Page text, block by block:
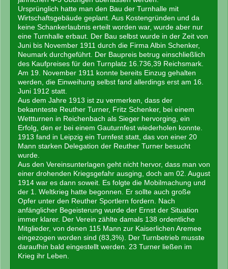
Ursprünglich hatte man den Bau der Turnhalle mit
Wirtschaftsgebäude geplant. Aus Kostengründen und da
keine Schankerlaubnis erteilt worden war, wurde aber nur
eine Turnhalle erbaut. Der Bau selbst wurde in der Zeit von
Juni bis November 1911 durch die Firma Albin Schenker,
Neumark durchgeführt. Der Baupreis betrug einschließlich
des Kaufpreises für den Turnplatz 16.736,39 Reichsmark.
Am 19. November 1911 konnte bereits Einzug gehalten
werden, die Einweihung selbst fand allerdings erst am 16.
Juni 1912 statt.
Aus dem Jahre 1913 ist zu vermerken, dass der
bekannteste Reuther Turner, Fritz Schenker, bei einem
Wettturnen in Reichenbach als Sieger hervorging, ein
Erfolg, den er bei einem Gauturnfest wiederholen konnte.
1913 fand in Leipzig ein Turnfest statt, das von einer 20
Mann starken Delegation der Reuther Turner besucht
wurde.
Aus den Vereinsunterlagen geht nicht hervor, dass man von
einer drohenden Kriegsgefahr ausging, doch am 02. August
1914 war es dann soweit. Es folgte die Mobilmachung und
der 1. Weltkrieg hatte begonnen. Er sollte auch große
Opfer unter den Reuther Sportlern fordern. Nach
anfänglicher Begeisterung wurde der Ernst der Situation
immer klarer. Der Verein zählte damals 138 ordentliche
Mitglieder, von denen 115 Mann zur Kaiserlichen Aremee
eingezogen worden sind (83,3%). Der Turnbetrieb musste
daraufhin bald eingestellt werden. 23 Turner ließen im
Krieg ihr Leben.